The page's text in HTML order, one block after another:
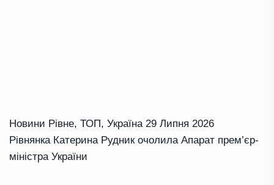
Новини Рівне, ТОП, Україна 29 Липня 2026
Рівнянка Катерина Рудник очолила Апарат прем’єр-
міністра України